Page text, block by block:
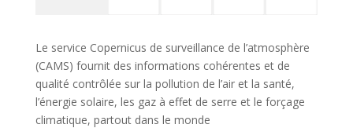
Le service Copernicus de surveillance de l’atmosphère
(CAMS) fournit des informations cohérentes et de
qualité contrôlée sur la pollution de l’air et la santé,
l’énergie solaire, les gaz à effet de serre et le forçage
climatique, partout dans le monde